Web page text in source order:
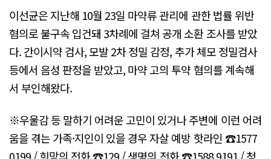
이선균은 지난해 10월 23일 마약류 관리에 관한 법률 위반
혐의로 불구속 입건돼 3차례에 걸쳐 공개 소환 조사를 받았
다. 간이시약 검사, 모발 2차 정밀 감정, 추가 체모 정밀검사
등에서 음성 판정을 받았고, 마약 고의 투약 혐의를 계속해
서 부인해왔다.
※우울감 등 말하기 어려운 고민이 있거나 주변에 이런 어려
움을 겪는 가족·지인이 있을 경우 자살 예방 핫라인 ☎1577